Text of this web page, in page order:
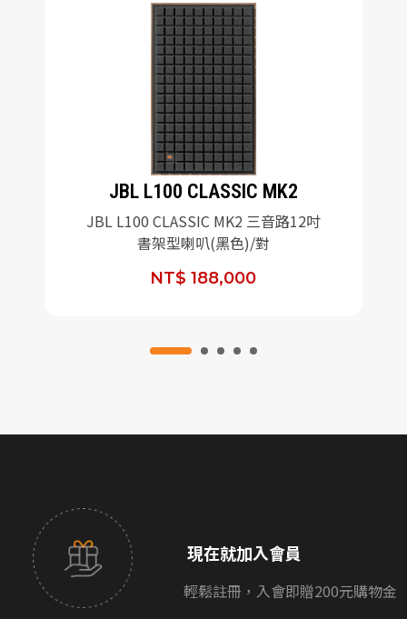
JBL L100 CLASSIC MK2
JBL L100 CLASSIC MK2 三音路12吋
書架型喇叭(黑色)/對
NT$ 188,000
現在就加入會員
輕鬆註冊，入會即贈200元購物金